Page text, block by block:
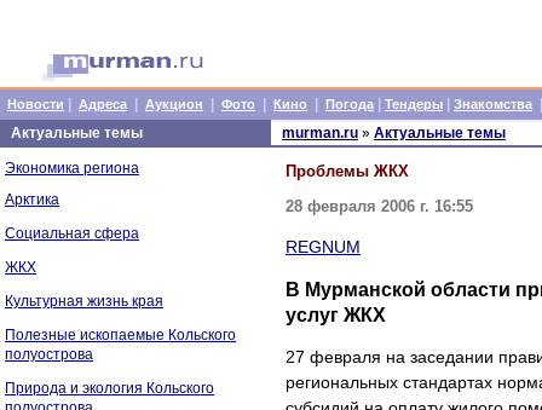
Новости Адреса Аукцион Фото Кино Погода Тендеры Знакомства
Актуальные темы
Экономика региона
Арктика
Социальная сфера
ЖКХ
Культурная жизнь края
Полезные ископаемые Кольского
полуострова
Природа и экология Кольского
murman.ru » Актуальные темы
Проблемы ЖКХ
28 февраля 2006 г. 16:55
REGNUM
В Мурманской области
услуг ЖКХ
27 февраля на заседании
региональных стандартах